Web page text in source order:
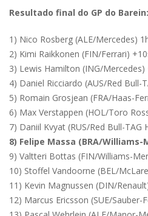
Resultado final do GP do Barein:
1) Nico Rosberg (ALE/Mercedes)
2) Kimi Raikkonen (FIN/Ferrari)
3) Lewis Hamilton (ING/Mercedes)
4) Daniel Ricciardo (AUS/Red Bull-
5) Romain Grosjean (FRA/Haas-
6) Max Verstappen (HOL/Toro
7) Daniil Kvyat (RUS/Red Bull-TAG
8) Felipe Massa (BRA/
9) Valtteri Bottas (FIN/Williams-
10) Stoffel Vandoorne (BEL/
11) Kevin Magnussen (DIN/
12) Marcus Ericsson (SUE/Sauber-